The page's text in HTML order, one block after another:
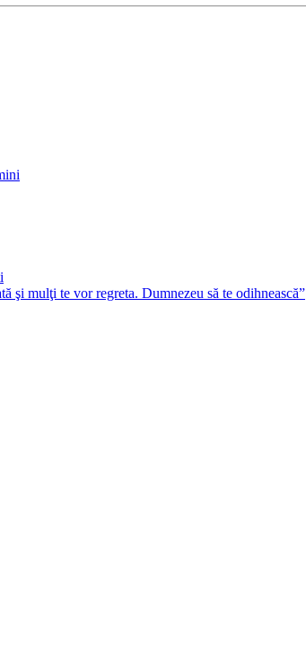
şi mulţi te vor regreta. Dumnezeu să te odihnească”